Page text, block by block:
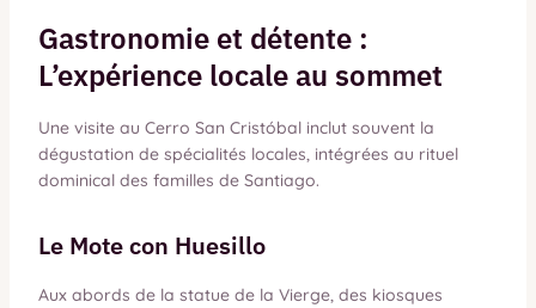
Gastronomie et détente :
L’expérience locale au sommet
Une visite au Cerro San Cristóbal inclut souvent la
dégustation de spécialités locales, intégrées au rituel
dominical des familles de Santiago.
Le Mote con Huesillo
Aux abords de la statue de la Vierge, des kiosques